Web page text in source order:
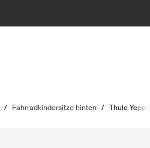
/ Fahrradkindersitze hinten / Thule Yepp